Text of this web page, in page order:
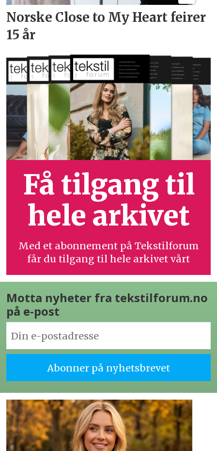
Norske Close to My Heart feirer
15 år
Få tilgang til
hele arkivet
Med et abonnement på Tekstilforum
får du tilgang til hele arkivet vårt
Motta nyheter fra tekstilforum.no
på e-post